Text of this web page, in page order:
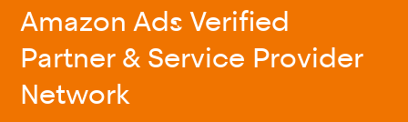
Amazon Ads Verified
Partner & Service Provider
Network